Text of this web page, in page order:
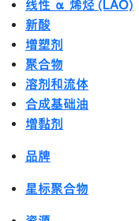
线性 α 烯烃 (LAO)
新酸
增塑剂
聚合物
溶剂和流体
合成基础油
增黏剂
品牌
星标聚合物